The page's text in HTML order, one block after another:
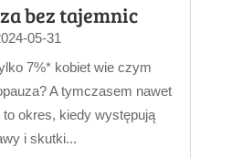
bez tajemnic
05-31
7%* kobiet wie czym
A tymczasem nawet
okres, kiedy występują
i skutki...